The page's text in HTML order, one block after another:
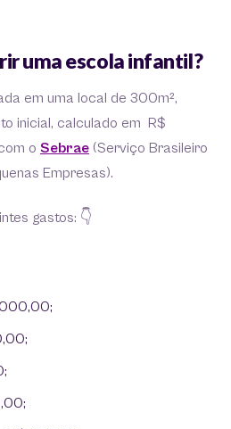
uma escola infantil?
em uma local de 300m²,
inicial, calculado em R$
o Sebrae (Serviço Brasileiro
Empresas).
gastos: 👇